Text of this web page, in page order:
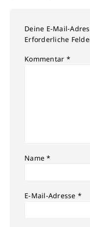
Deine E-Mail-
Erforderliche
Kommentar *
Name*
E-Mail-Adresse *